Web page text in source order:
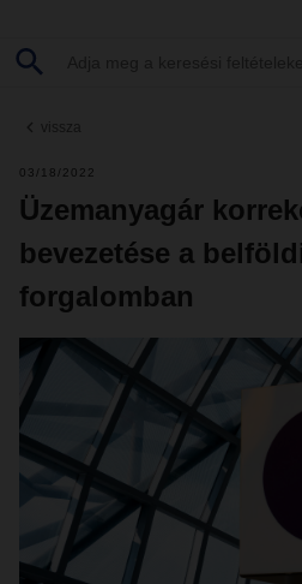
vissza
03/18/2022
Üzemanyagár
bevezetése a
forgalomban